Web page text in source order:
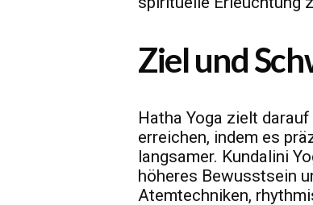
Ziel und
Hatha Yoga zielt
erreichen, indem es
langsamer. Kundalini
höheres Bewusstsein
Atemtechniken,